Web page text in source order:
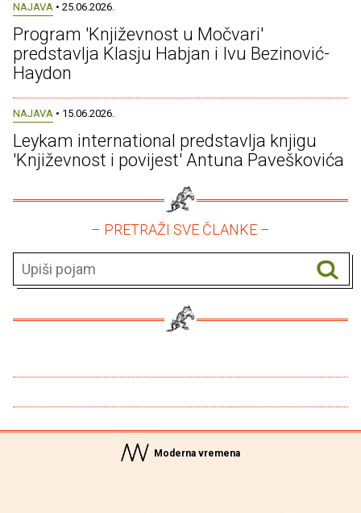
NAJAVA • 25.06.2026.
Program 'Književnost u Močvari'
predstavlja Klasju Habjan i Ivu Bezinović-
Haydon
NAJAVA • 15.06.2026.
Leykam international predstavlja knjigu
'Književnost i povijest' Antuna Paveškovića
– PRETRAŽI SVE ČLANKE –
Moderna vremena